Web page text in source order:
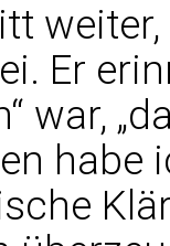
Er
war,
habe